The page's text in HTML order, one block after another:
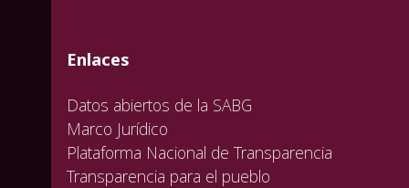
valida
valida
valida
Enlaces
Datos abiertos de la SABG
Marco Jurídico
Plataforma Nacional de Transparencia
Transparencia para el pueblo